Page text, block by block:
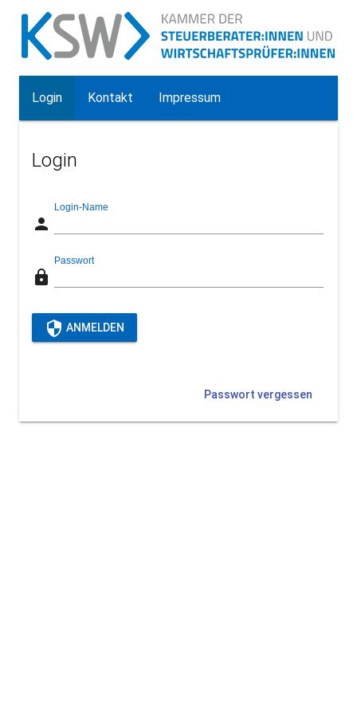
Login Kontakt Impressum
Login
person
Login-Name
lock
Passwort
security ANMELDEN
Passwort vergessen